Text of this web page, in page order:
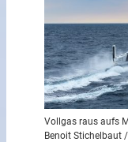
Vollgas raus aufs
Benoit Stichelbaut